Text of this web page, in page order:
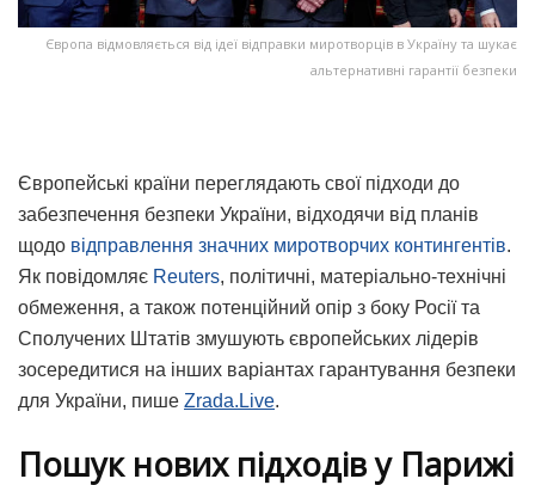
Європа відмовляється від ідеї відправки миротворців в Україну та шукає
альтернативні гарантії безпеки
Європейські країни переглядають свої підходи до
забезпечення безпеки України, відходячи від планів
щодо відправлення значних миротворчих контингентів.
Як повідомляє Reuters, політичні, матеріально-технічні
обмеження, а також потенційний опір з боку Росії та
Сполучених Штатів змушують європейських лідерів
зосередитися на інших варіантах гарантування безпеки
для України, пише Zrada.Live.
Пошук нових підходів у Парижі